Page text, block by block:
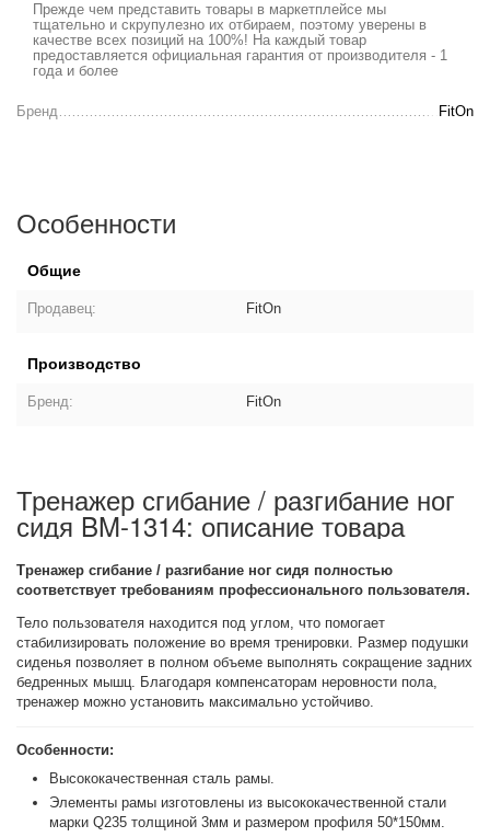
Прежде чем представить товары в маркетплейсе мы
тщательно и скрупулезно их отбираем, поэтому уверены в
качестве всех позиций на 100%! На каждый товар
предоставляется официальная гарантия от производителя - 1
года и более
Бренд FitOn
Особенности
Общие
Продавец: FitOn
Производство
Бренд: FitOn
Тренажер сгибание / разгибание ног
сидя BM-1314: описание товара
Тренажер сгибание / разгибание ног сидя полностью
соответствует требованиям профессионального пользователя.
Тело пользователя находится под углом, что помогает
стабилизировать положение во время тренировки. Размер подушки
сиденья позволяет в полном объеме выполнять сокращение задних
бедренных мышц. Благодаря компенсаторам неровности пола,
тренажер можно установить максимально устойчиво.
Особенности:
Высококачественная сталь рамы.
Элементы рамы изготовлены из высококачественной стали
марки Q235 толщиной 3мм и размером профиля 50*150мм.